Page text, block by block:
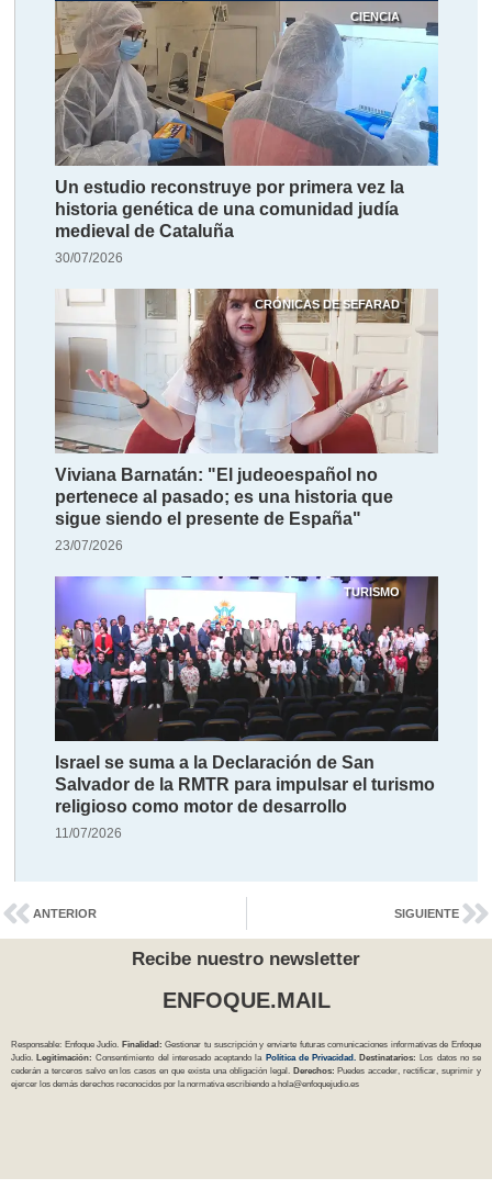
CIENCIA
Un estudio reconstruye por primera vez la
historia genética de una comunidad judía
medieval de Cataluña
30/07/2026
CRÓNICAS DE SEFARAD
Viviana Barnatán: "El judeoespañol no
pertenece al pasado; es una historia que
sigue siendo el presente de España"
23/07/2026
TURISMO
Israel se suma a la Declaración de San
Salvador de la RMTR para impulsar el turismo
religioso como motor de desarrollo
11/07/2026
ANTERIOR SIGUIENTE
Recibe nuestro newsletter
ENFOQUE.MAIL
Responsable: Enfoque Judío. Finalidad: Gestionar tu suscripción y enviarte futuras comunicaciones informativas de Enfoque
Judío.
Legitimación: Consentimiento del interesado aceptando la Política de Privacidad Destinatarios:
Los datos no se
cederán a terceros salvo en los casos en que exista una obligación legal.
Derechos: Puedes acceder, rectificar, suprimir y
ejercer los demás derechos reconocidos por la normativa escribiendo a hola@enfoquejudio.es